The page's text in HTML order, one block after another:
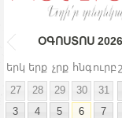
ՕԳՈՍՏՈՍ 2026
երկ երք չրք հնգուրբ
27
28 29 30 31
3
4 5 6 7